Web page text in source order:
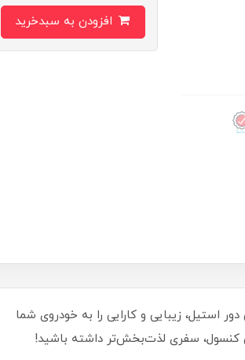
رنگ مشکی دور استیل، زیبایی و کارایی را به خودروی شما
کنسول، سفری لذت‌بخش‌تر داشته باشید!